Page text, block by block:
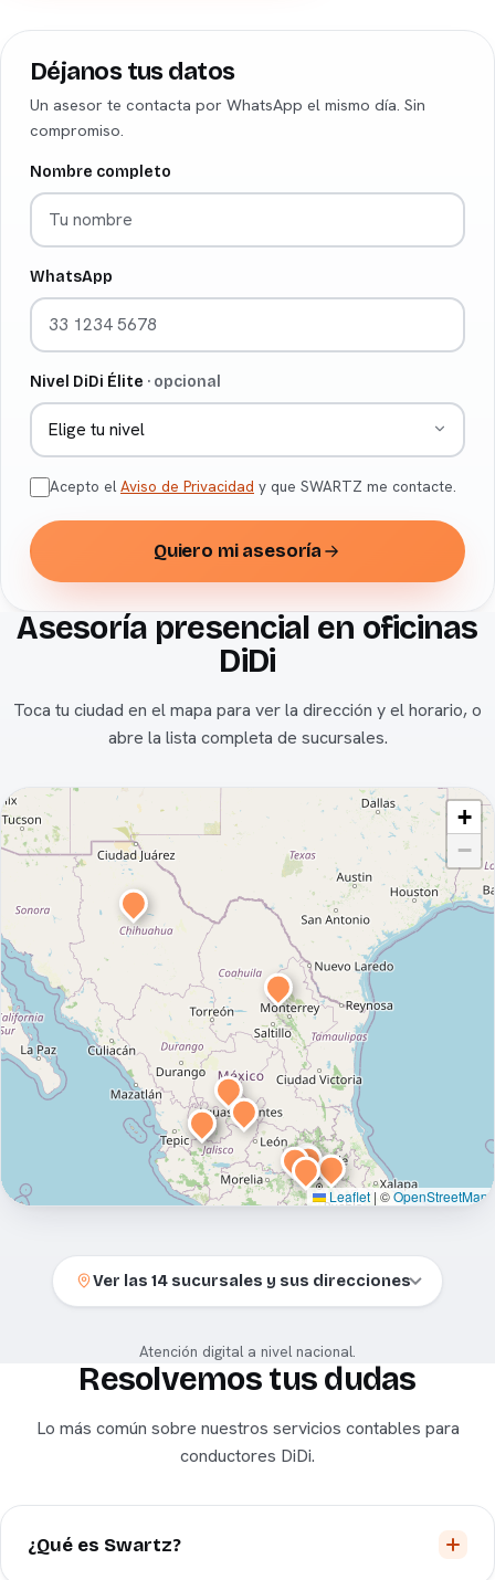
Déjanos tus datos
Un asesor te contacta por WhatsApp el mismo día. Sin
compromiso.
Nombre completo
WhatsApp
Nivel DiDi Élite · opcional
Acepto el Aviso de Privacidad y que SWARTZ me contacte.
Quiero mi asesoría
Asesoría presencial en oficinas
DiDi
Toca tu ciudad en el mapa para ver la dirección y el horario, o
abre la lista completa de sucursales.
+
−
Leaflet | ©OpenStreetMap
Ver las 14 sucursales y sus direcciones
Atención digital a nivel nacional.
Resolvemos tus dudas
Lo más común sobre nuestros servicios contables para
conductores DiDi.
¿Qué es Swartz?